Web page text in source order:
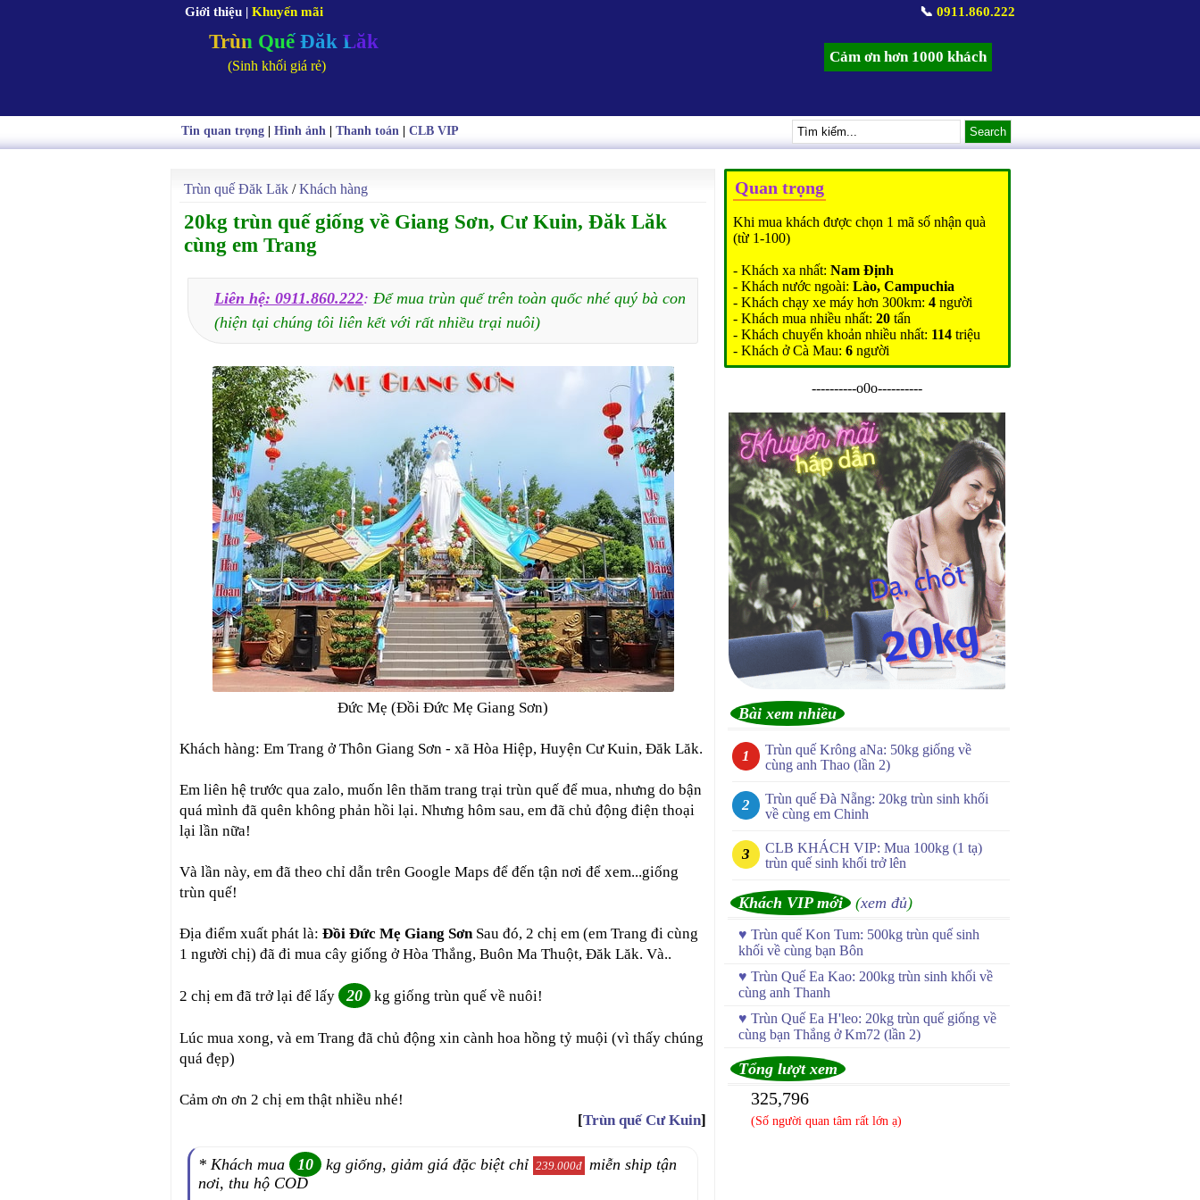
Giới thiệu | Khuyến mãi 📞 0911.860.222
Trùn Quế Đăk Lăk
(Sinh khối giá rẻ)
Cảm ơn hơn 1000 khách
Tin quan trọng| Hình ảnh| Thanh toán| CLB VIP
Trùn quế Đăk Lăk /Khách hàng
20kg trùn quế giống về Giang Sơn, Cư Kuin, Đăk Lăk
cùng em Trang
Liên hệ: 0911.860.222: Để mua trùn quế trên toàn quốc nhé quý bà con
(hiện tại chúng tôi liên kết với rất nhiều trại nuôi)
Đức Mẹ (Đồi Đức Mẹ Giang Sơn)
Khách hàng: Em Trang ở Thôn Giang Sơn - xã Hòa Hiệp, Huyện Cư Kuin, Đăk Lăk.
Em liên hệ trước qua zalo, muốn lên thăm trang trại trùn quế để mua, nhưng do bận
quá mình đã quên không phản hồi lại. Nhưng hôm sau, em đã chủ động điện thoại
lại lần nữa!
Và lần này, em đã theo chỉ dẫn trên Google Maps để đến tận nơi để xem...giống
trùn quế!
Địa điểm xuất phát là: Đồi Đức Mẹ Giang SơnSau đó, 2 chị em (em Trang đi cùng
1 người chị) đã đi mua cây giống ở Hòa Thắng, Buôn Ma Thuột, Đăk Lăk. Và..
2 chị em đã trở lại để lấy 20 kg giống trùn quế về nuôi!
Lúc mua xong, và em Trang đã chủ động xin cành hoa hồng tỷ muội (vì thấy chúng
quá đẹp)
Cảm ơn ơn 2 chị em thật nhiều nhé!
[Trùn quế Cư Kuin]
* Khách mua 10 kg giống, giảm giá đặc biệt chỉ 239.000đ miễn ship tận
nơi, thu hộ COD
Quan trọng
Khi mua khách được chọn 1 mã số nhận quà
(từ 1-100)
- Khách xa nhất: Nam Định
- Khách nước ngoài: Lào, Campuchia
- Khách chạy xe máy hơn 300km: 4 người
- Khách mua nhiều nhất: 20 tấn
- Khách chuyển khoản nhiều nhất: 114 triệu
- Khách ở Cà Mau: 6 người
----------o0o----------
Bài xem nhiều
Trùn quế Krông aNa: 50kg giống về
cùng anh Thao (lần 2)
Trùn quế Đà Nẵng: 20kg trùn sinh khối
về cùng em Chinh
CLB KHÁCH VIP: Mua 100kg (1 tạ)
trùn quế sinh khối trở lên
Khách VIP mới (xem đủ)
♥ Trùn quế Kon Tum: 500kg trùn quế sinh
khối về cùng bạn Bôn
♥ Trùn Quế Ea Kao: 200kg trùn sinh khối về
cùng anh Thanh
♥ Trùn Quế Ea H'leo: 20kg trùn quế giống về
cùng bạn Thắng ở Km72 (lần 2)
Tổng lượt xem
325,796
(Số người quan tâm rất lớn ạ)